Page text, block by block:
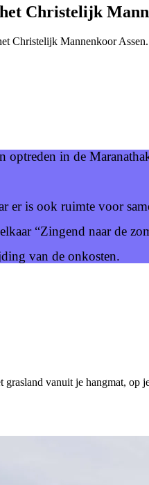
Christelijk
Christelijk Mannenkoor Assen.
in de
er is ook ruimte voor
“Zingend naar de
van de onkosten.
vanuit je hangmat,